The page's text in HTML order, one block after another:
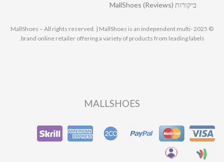
ביקורות MallShoes (Reviews)
© 2025 MallShoes – All rights reserved. | MallShoes is an independent multi-
brand online retailer offering a variety of products from leading labels.
MALLSHOES